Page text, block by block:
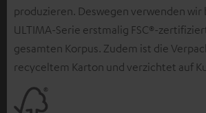
produzieren. Deswegen verwenden wir
ULTIMA-Serie erstmalig FSC®-
gesamten Korpus. Zudem ist die
recyceltem Karton und verzichtet auf